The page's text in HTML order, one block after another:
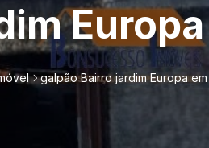
galpão Bairro jardim Europa